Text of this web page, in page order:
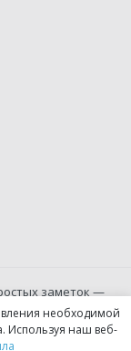
заметок —
необходимой
Используя наш веб-